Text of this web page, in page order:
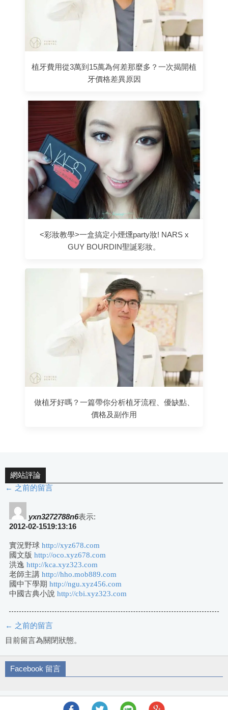
植牙費用從3萬到15萬為何差那麼多？一次揭開植
牙價格差異原因
<彩妝教學>一盒搞定小煙燻party妝! NARS x
GUY BOURDIN聖誕彩妝。
做植牙好嗎？一篇帶你分析植牙流程、優缺點、
價格及副作用
網站評論
評
論
導
航
← 之前的留言
yxn3272788n6表示:
2012-02-1519:13:16
實況野球 http://xyz678.com
國文版 http://oco.xyz678.com
洪逸 http://kca.xyz323.com
老師主講 http://hho.mob889.com
國中下學期 http://ngu.xyz456.com
中國古典小說 http://cbi.xyz323.com
評
論
導
← 之前的留言
目前留言為關閉狀態。
Facebook 留言